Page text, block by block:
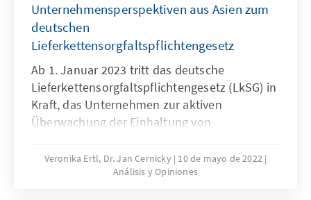
Unternehmensperspektiven aus Asien zum
deutschen
Lieferkettensorgfaltspflichtengesetz
Ab 1. Januar 2023 tritt das deutsche
Lieferkettensorgfaltspflichtengesetz (LkSG) in
Kraft, das Unternehmen zur aktiven
Überwachung der Einhaltung von
verpflichtet. Eine von der Konrad-Adenauer-
Stiftung in Auftrag gegebene Studie
Veronika Ertl, Dr. Jan Cernicky 10 de mayo de 2022
Análisis y Opiniones